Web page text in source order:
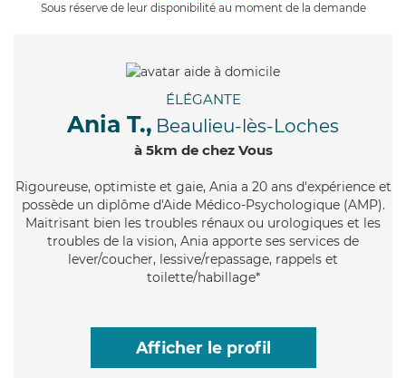
Sous réserve de leur disponibilité au moment de la demande
ÉLÉGANTE
Ania T., Beaulieu-lès-Loches
à 5km de chez Vous
Rigoureuse, optimiste et gaie, Ania a 20 ans d'expérience et
possède un diplôme d'Aide Médico-Psychologique (AMP).
Maitrisant bien les troubles rénaux ou urologiques et les
troubles de la vision, Ania apporte ses services de
lever/coucher, lessive/repassage, rappels et
toilette/habillage*
Afficher le profil